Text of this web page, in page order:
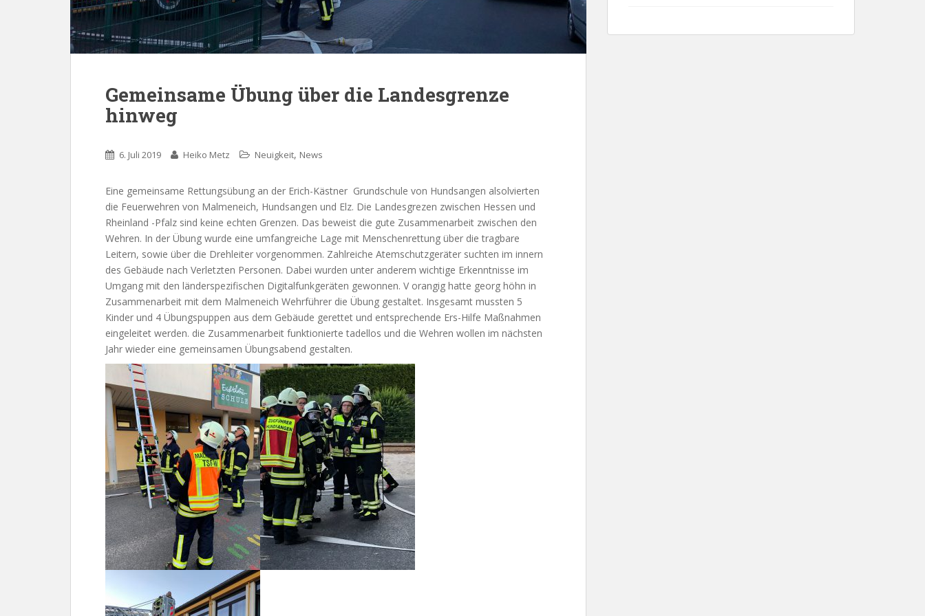
Gemeinsame Übung über die Landesgrenze
hinweg
6. Juli 2019 Heiko Metz Neuigkeit, News
Eine gemeinsame Rettungsübung an der Erich-Kästner Grundschule von Hundsangen alsolvierten
die Feuerwehren von Malmeneich, Hundsangen und Elz. Die Landesgrezen zwischen Hessen und
Rheinland -Pfalz sind keine echten Grenzen. Das beweist die gute Zusammenarbeit zwischen den
Wehren. In der Übung wurde eine umfangreiche Lage mit Menschenrettung über die tragbare
Leitern, sowie über die Drehleiter vorgenommen. Zahlreiche Atemschutzgeräter suchten im innern
des Gebäude nach Verletzten Personen. Dabei wurden unter anderem wichtige Erkenntnisse im
Umgang mit den länderspezifischen Digitalfunkgeräten gewonnen. V orangig hatte georg höhn in
Zusammenarbeit mit dem Malmeneich Wehrführer die Übung gestaltet. Insgesamt mussten 5
Kinder und 4 Übungspuppen aus dem Gebäude gerettet und entsprechende Ers-Hilfe Maßnahmen
eingeleitet werden. die Zusammenarbeit funktionierte tadellos und die Wehren wollen im nächsten
Jahr wieder eine gemeinsamen Übungsabend gestalten.